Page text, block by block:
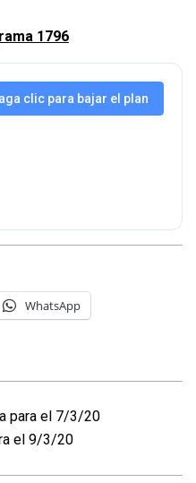
1796
clic para bajar el plan
WhatsApp
para el 7/3/20
el 9/3/20